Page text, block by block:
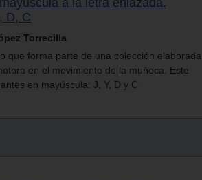
a la letra enlazada.
D, C
Torrecilla
que forma parte de una colección elaborada
en el movimiento de la muñeca. Este
en mayúscula: J, Y, D y C